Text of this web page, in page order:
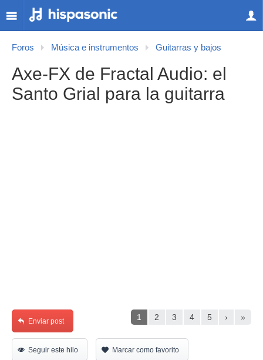
Foros Música e instrumentos Guitarras y bajos
Axe-FX de Fractal Audio: el
Santo Grial para la guitarra
1 2 3 4 5 › »
Enviar post
Seguir este hilo Marcar como favorito